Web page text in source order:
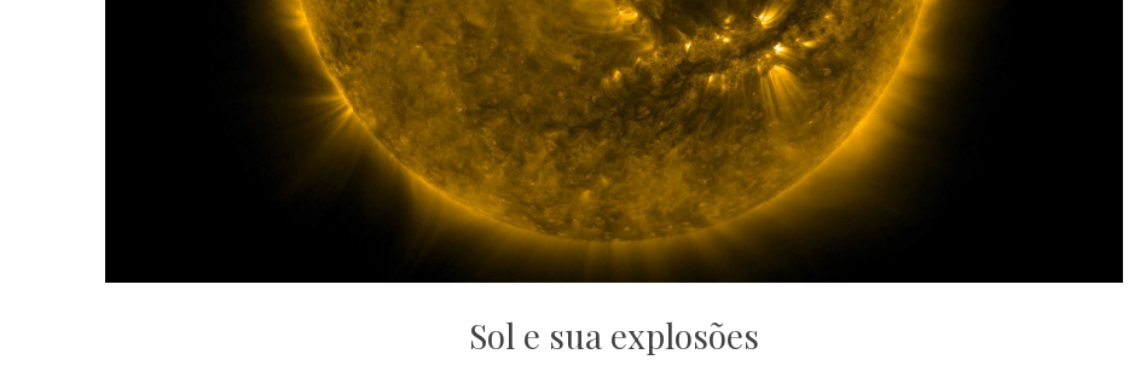
Sol e sua explosões